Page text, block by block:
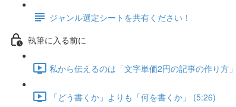
ジャンル選定シートを共有ください！
執筆に入る前に
私から伝えるのは「文字単価2円の記事の作り方
「どう書くか」よりも「何を書くか」 (5:26)